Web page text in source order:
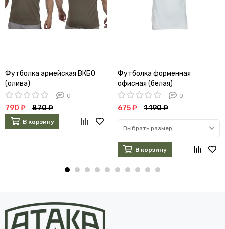
Футболка армейская ВКБО
(олива)
0
790 ₽ 870 ₽
В корзину
Футболка форменная
офисная (белая)
0
675 ₽ 1 190 ₽
Выбрать размер
В корзину